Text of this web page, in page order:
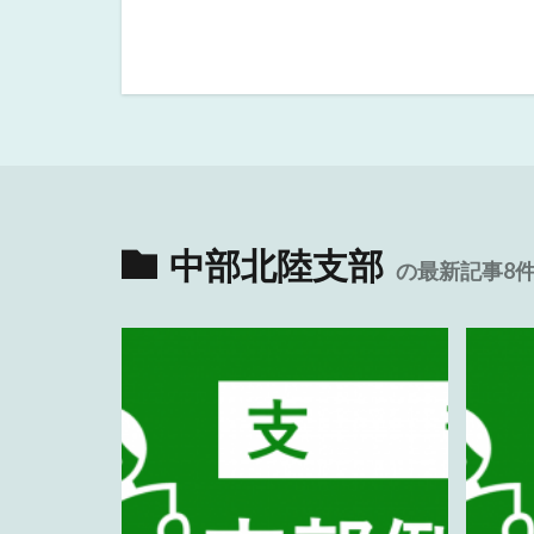
中部北陸支部 の最新記事8